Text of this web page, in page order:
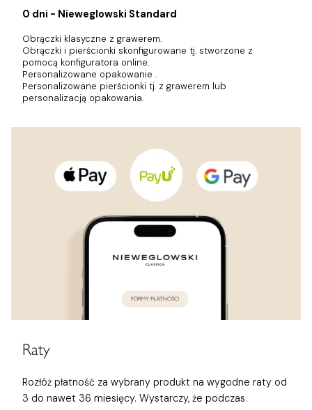
0 dni - Nieweglowski Standard
Obrączki klasyczne z grawerem.
Obrączki i pierścionki skonfigurowane tj. stworzone z
pomocą konfiguratora online.
Personalizowane opakowanie .
Personalizowane pierścionki tj. z grawerem lub
personalizacją opakowania.
Raty
Rozłóż płatność za wybrany produkt na wygodne raty od
3 do nawet 36 miesięcy. Wystarczy, że podczas